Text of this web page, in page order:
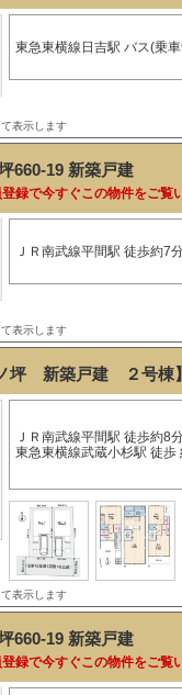
東急東横線日吉駅 バス(乗
表示します
660-19 新築戸建
録で今すぐこの物件をご覧
ＪＲ南武線平間駅 徒歩約7
表示します
ノ坪 新築戸建 ２号棟
ＪＲ南武線平間駅 徒歩約8
東急東横線武蔵小杉駅 徒歩
表示します
660-19 新築戸建
録で今すぐこの物件をご覧